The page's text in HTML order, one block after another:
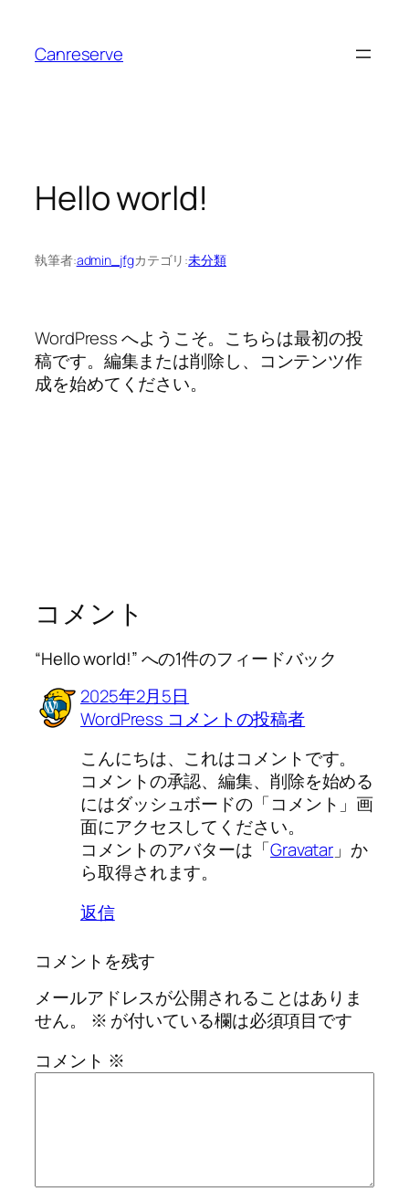
Canreserve
Hello world!
執筆者:admin_jfgカテゴリ:未分類
WordPress へようこそ。こちらは最初の投
稿です。編集または削除し、コンテンツ作
成を始めてください。
コメント
“Hello world!” への1件のフィードバック
2025年2月5日
WordPress コメントの投稿者
こんにちは、これはコメントです。
コメントの承認、編集、削除を始める
にはダッシュボードの「コメント」画
面にアクセスしてください。
コメントのアバターは「Gravatar 」か
ら取得されます。
返信
コメントを残す
メールアドレスが公開されることはありま
せん。
※ が付いている欄は必須項目です
コメント ※